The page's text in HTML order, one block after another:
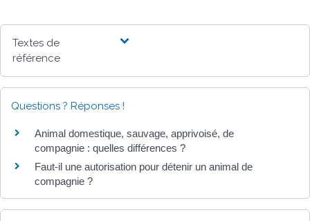
Textes de
référence
Questions ? Réponses !
Animal domestique, sauvage, apprivoisé, de
compagnie : quelles différences ?
Faut-il une autorisation pour détenir un animal de
compagnie ?